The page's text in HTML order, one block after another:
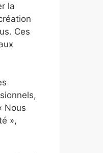
la
Ces
Nous
»,